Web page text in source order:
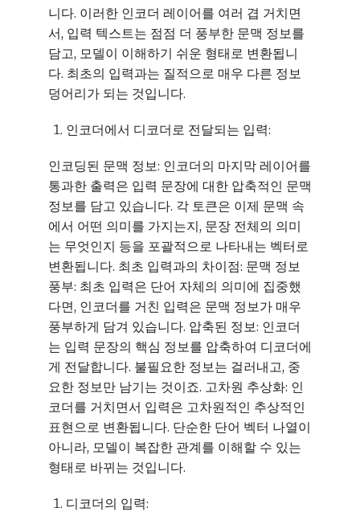
니다. 이러한 인코더 레이어를 여러 겹 거치면
서, 입력 텍스트는 점점 더 풍부한 문맥 정보를
담고, 모델이 이해하기 쉬운 형태로 변환됩니
다. 최초의 입력과는 질적으로 매우 다른 정보
덩어리가 되는 것입니다.
인코더에서 디코더로 전달되는 입력:
인코딩된 문맥 정보: 인코더의 마지막 레이어를
통과한 출력은 입력 문장에 대한 압축적인 문맥
정보를 담고 있습니다. 각 토큰은 이제 문맥 속
에서 어떤 의미를 가지는지, 문장 전체의 의미
는 무엇인지 등을 포괄적으로 나타내는 벡터로
변환됩니다. 최초 입력과의 차이점: 문맥 정보
풍부: 최초 입력은 단어 자체의 의미에 집중했
다면, 인코더를 거친 입력은 문맥 정보가 매우
풍부하게 담겨 있습니다. 압축된 정보: 인코더
는 입력 문장의 핵심 정보를 압축하여 디코더에
게 전달합니다. 불필요한 정보는 걸러내고, 중
요한 정보만 남기는 것이죠. 고차원 추상화: 인
코더를 거치면서 입력은 고차원적인 추상적인
표현으로 변환됩니다. 단순한 단어 벡터 나열이
아니라, 모델이 복잡한 관계를 이해할 수 있는
형태로 바뀌는 것입니다.
디코더의 입력: